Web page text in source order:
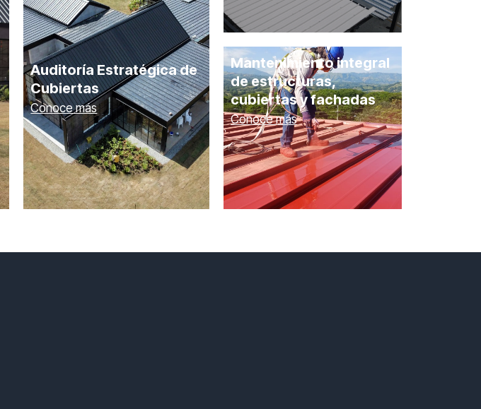
Auditoría Estratégica de
Cubiertas
Conoce más
Mantenimiento integral
de estructuras,
cubiertas y fachadas
Conoce más